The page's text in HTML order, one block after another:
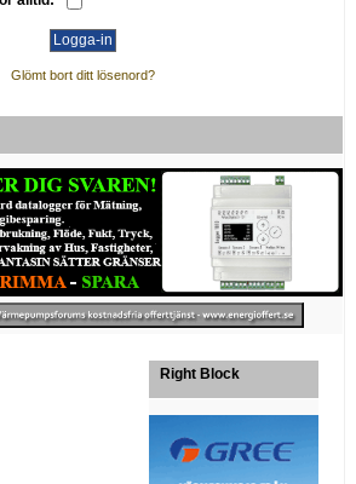
Glömt bort ditt lösenord?
Right Block